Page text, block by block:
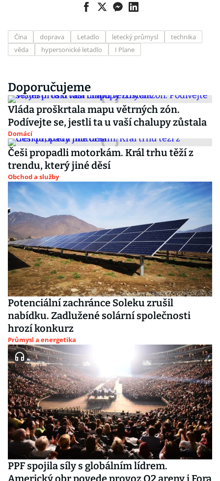
Čína doprava Letadlo letecký průmysl
technika
věda
hypersonické letadlo I Plane
Doporučujeme
Vláda proškrtala mapu větrných zón.
Podívejte se, jestli ta u vaší chalupy zůstala
Domácí
Češi propadli motorkám. Král trhu těží z
trendu, který jiné děsí
Obchod a služby
Potenciální zachránce Soleku zrušil
nabídku. Zadlužené solární společnosti
hrozí konkurz
Průmysl a energetika
PPF spojila síly s globálním lídrem.
Americký obr povede provoz O2 areny i Fora